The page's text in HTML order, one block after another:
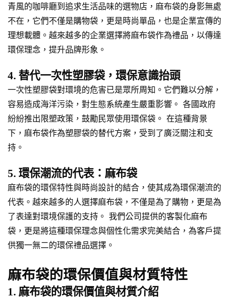
青風的咖啡廳到追求生活品味的選物店，麻布袋的身影無處
不在，它們不僅是購物袋，更是時尚單品，也是企業宣傳的
理想載體。越來越多的企業選擇將麻布袋作為禮品，以傳達
環保理念，提升品牌形象。
4. 替代一次性塑膠袋，環保意識抬頭
一次性塑膠袋對環境的危害已是眾所周知。它們難以分解，
容易造成海洋污染，對生態系統產生嚴重影響。 各國政府
紛紛推出限塑政策，鼓勵民眾使用環保袋。 在這種背景
下，麻布袋作為塑膠袋的替代方案，受到了廣泛關注和支
持。
5. 環保潮流的代表：麻布袋
麻布袋的環保特性與時尚設計的結合，使其成為環保潮流的
代表。越來越多的人選擇麻布袋，不僅是為了購物，更是為
了表達對環境保護的支持。 我們公司提供的客製化麻布
袋，更是將這種環保理念與個性化需求完美結合，為客戶提
供獨一無二的環保禮品選擇。
麻布袋的環保價值與材質特性
1. 麻布袋的環保價值與材質介紹